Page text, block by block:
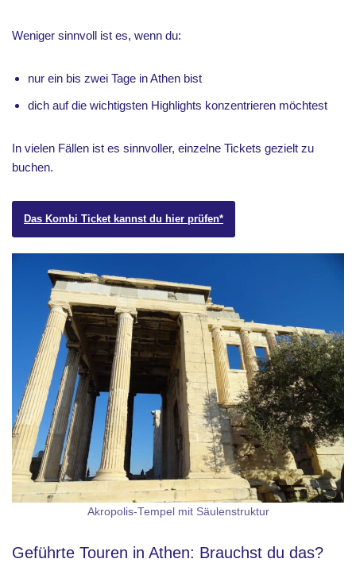
Weniger sinnvoll ist es, wenn du:
nur ein bis zwei Tage in Athen bist
dich auf die wichtigsten Highlights konzentrieren möchtest
In vielen Fällen ist es sinnvoller, einzelne Tickets gezielt zu
buchen.
Das Kombi Ticket kannst du hier prüfen*
Akropolis-Tempel mit Säulenstruktur
Geführte Touren in Athen: Brauchst du das?